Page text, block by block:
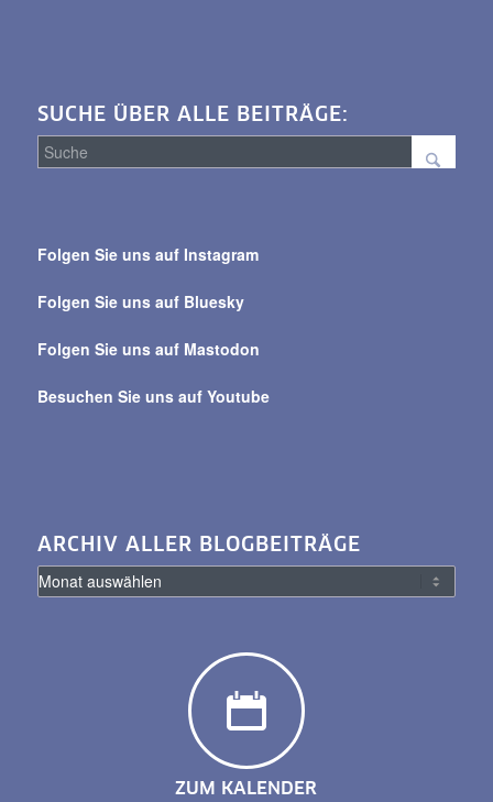
SUCHE ÜBER ALLE BEITRÄGE:
alle
Folgen Sie uns auf Instagram
Folgen Sie uns auf Bluesky
Folgen Sie uns auf Mastodon
Besuchen Sie uns auf Youtube
ARCHIV ALLER BLOGBEITRÄGE
ZUM KALENDER